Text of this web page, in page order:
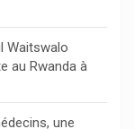
Waitswalo
au Rwanda à
une